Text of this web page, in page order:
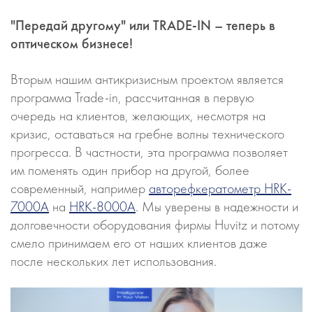
"Передай другому" или TRADE-IN – теперь в
оптическом бизнесе!
Вторым нашим антикризисным проектом является
программа Trade-in, рассчитанная в первую
очередь на клиентов, желающих, несмотря на
кризис, оставаться на гребне волны технического
прогресса. В частности, эта программа позволяет
им поменять один прибор на другой, более
современный, например авторефкератометр HRK-
7000A на HRK-8000A. Мы уверены в надежности и
долговечности оборудования фирмы Huvitz и потому
смело принимаем его от наших клиентов даже
после нескольких лет использования.